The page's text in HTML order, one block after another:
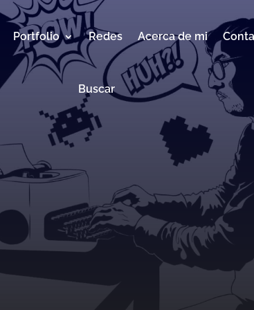
Portfolio Redes Acerca de mi
Buscar